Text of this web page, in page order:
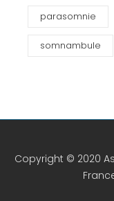
parasomnie
somnambule
Copyright © 2020